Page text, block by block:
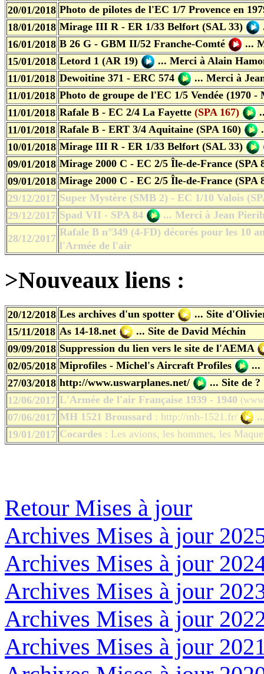
20/01/2018 Photo de pilotes de l'EC 1/7 Provence en
18/01/2018 Mirage III R - ER 1/33 Belfort (SAL 33)
16/01/2018 B 26 G - GBM II/52 Franche-Comté ...
15/01/2018 Letord 1 (AR 19) ... Merci à Alain
11/01/2018 Dewoitine 371 - ERC 574 ... Merci à
11/01/2018 Photo de groupe de l'EC 1/5 Vendée (1970
11/01/2018 Rafale B - EC 2/4 La Fayette (SPA 167)
11/01/2018 Rafale B - ERT 3/4 Aquitaine (SPA 160)
10/01/2018 Mirage III R - ER 1/33 Belfort (SAL 33)
09/01/2018 Mirage 2000 C - EC 2/5 Île-de-France (SPA
09/01/2018 Mirage 2000 C - EC 2/5 Île-de-France (SPA
29/12/2017 Super Mystère (SMB 2) - EC 1/10 Valois
29/12/2017 Spad VII - SPA 84 ... Merci à Jean
28/12/2017
Rafale B n°349 (4-FD) décorés pour les 10
l'Armée de l'air
>Nouveaux liens :
20/12/2018 Les archives d'un spotter ... Site
15/11/2018 As 14-18.net ... Site de David Méchin
09/09/2018 Suppression du lien vers le site de l'AEMA
02/05/2018 Miprofiles - Michel's Aircraft Profiles
...
27/03/2018 http://www.uswarplanes.net/
... Site de ?
12/06/2017 L'Armée de l'air Française 1939 - 1940
07/06/2017 MH 1521 Broussard : http://mh-1521.fr/
19/01/2017 Cocardes : Les avions, les hommes, les
Retour Mises à jour
Archives Mises à jour
Archives Mises à jour
Archives Mises à jour
Archives Mises à jour
Archives Mises à jour